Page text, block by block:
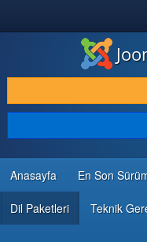
İNDIR & GENIŞLET
KEŞFET & ÖĞREN
TOPLULUK & DESTEK
GELIŞTIRICI KAYNAKLARI
Anasayfa En Son
Dil Paketleri Teknik